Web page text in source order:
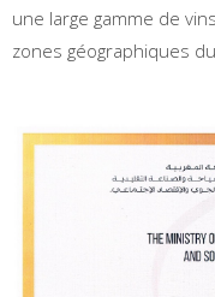
une large gamme de
zones géographiques